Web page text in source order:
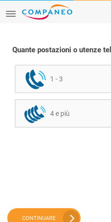
Quante postazioni o utenze
1 - 3
4 e più
CONTINUARE